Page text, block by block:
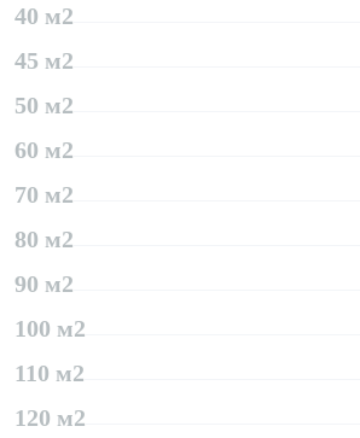
40 м2
45 м2
50 м2
60 м2
70 м2
80 м2
90 м2
100 м2
110 м2
120 м2